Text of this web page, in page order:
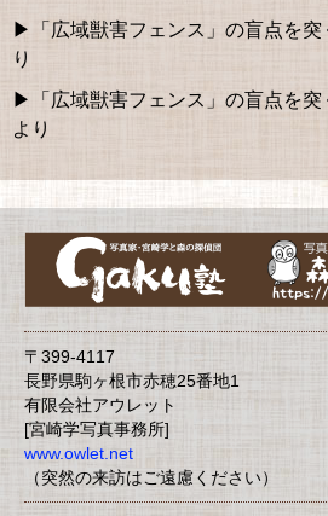
「広域獣害フェンス」の盲点を
り
「広域獣害フェンス」の盲点を
より
〒399-4117
長野県駒ヶ根市赤穂25番地1
有限会社アウレット
[宮崎学写真事務所]
www.owlet.net
（突然の来訪はご遠慮ください）